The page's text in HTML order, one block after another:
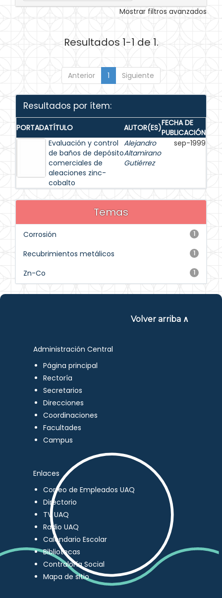
Mostrar filtros avanzados
Resultados 1-1 de 1.
Anterior 1 Siguiente
Resultados por ítem:
PORTADATÍTULO AUTOR(ES)FECHA DE
PUBLICACIÓN
Evaluación y control
de baños de depósito
comerciales de
aleaciones zinc-
cobalto
Alejandro
Altamirano
Gutiérrez
sep-1999
Temas
1
Corrosión
1
Recubrimientos metálicos
1
Zn-Co
Volver arriba ∧
Administración Central
Página principal
Rectoría
Secretarios
Direcciones
Coordinaciones
Facultades
Campus
Enlaces
Correo de Empleados UAQ
Directorio
TV UAQ
Radio UAQ
Calendario Escolar
Bibliotecas
Contraloría Social
Mapa de sitio